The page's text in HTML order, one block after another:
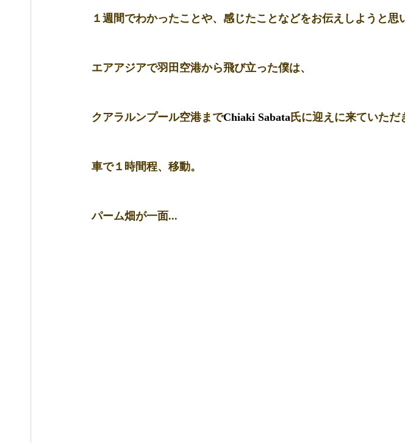
１週間でわかったことや、感じたことなどをお伝えしようと思
エアアジアで羽田空港から飛び立った僕は、
クアラルンプール空港までChiaki Sabata氏に迎えに来ていただ
車で１時間程、移動。
パーム畑が一面...